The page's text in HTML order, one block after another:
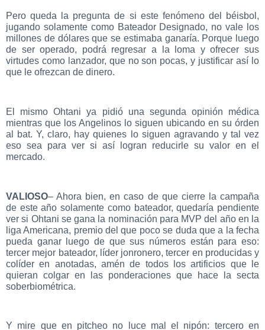
Pero queda la pregunta de si este fenómeno del béisbol,
jugando solamente como Bateador Designado, no vale los
millones de dólares que se estimaba ganaría. Porque luego
de ser operado, podrá regresar a la loma y ofrecer sus
virtudes como lanzador, que no son pocas, y justificar así lo
que le ofrezcan de dinero.
El mismo Ohtani ya pidió una segunda opinión médica
mientras que los Angelinos lo siguen ubicando en su órden
al bat. Y, claro, hay quienes lo siguen agravando y tal vez
eso sea para ver si así logran reducirle su valor en el
mercado.
VALIOSO– Ahora bien, en caso de que cierre la campaña
de este año solamente como bateador, quedaría pendiente
ver si Ohtani se gana la nominación para MVP del año en la
liga Americana, premio del que poco se duda que a la fecha
pueda ganar luego de que sus números están para eso:
tercer mejor bateador, líder jonronero, tercer en producidas y
colíder en anotadas, amén de todos los artificios que le
quieran colgar en las ponderaciones que hace la secta
soberbiométrica.
Y mire que en pitcheo no luce mal el nipón: tercero en